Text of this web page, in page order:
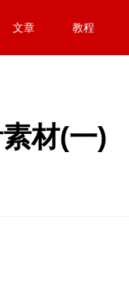
文章 教程
材(一)